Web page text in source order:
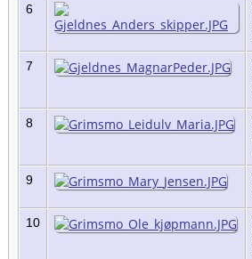
6
7
8
9
10